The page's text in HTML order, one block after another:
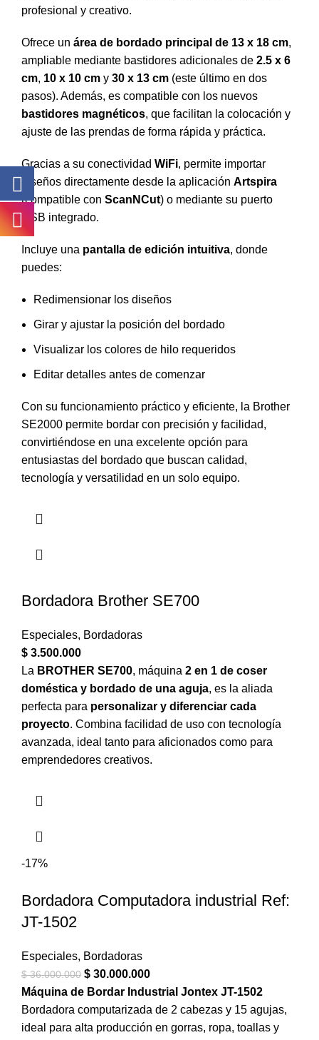
profesional y creativo.
Ofrece un área de bordado principal de 13 x 18 cm,
ampliable mediante bastidores adicionales de 2.5 x 6
cm, 10 x 10 cm y 30 x 13 cm (este último en dos
pasos). Además, es compatible con los nuevos
bastidores magnéticos, que facilitan la colocación y
ajuste de las prendas de forma rápida y práctica.
Gracias a su conectividad WiFi, permite importar
diseños directamente desde la aplicación Artspira
(compatible con ScanNCut) o mediante su puerto
USB integrado.
Incluye una pantalla de edición intuitiva, donde
puedes:
Redimensionar los diseños
Girar y ajustar la posición del bordado
Visualizar los colores de hilo requeridos
Editar detalles antes de comenzar
Con su funcionamiento práctico y eficiente, la Brother
SE2000 permite bordar con precisión y facilidad,
convirtiéndose en una excelente opción para
entusiastas del bordado que buscan calidad,
tecnología y versatilidad en un solo equipo.
Bordadora Brother SE700
Especiales, Bordadoras
$ 3.500.000
La BROTHER SE700, máquina 2 en 1 de coser
doméstica y bordado de una aguja, es la aliada
perfecta para personalizar y diferenciar cada
proyecto. Combina facilidad de uso con tecnología
avanzada, ideal tanto para aficionados como para
emprendedores creativos.
-17%
Bordadora Computadora industrial Ref:
JT-1502
Especiales, Bordadoras
$36.000.000 $ 30.000.000
Máquina de Bordar Industrial Jontex JT-1502
Bordadora computarizada de 2 cabezas y 15 agujas,
ideal para alta producción en gorras, ropa, toallas y